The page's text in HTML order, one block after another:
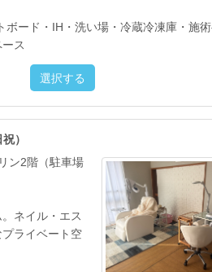
ード・IH・洗い場・冷蔵冷凍庫・施術
ス
選択する
）
ン2階（駐車場
ネイル・エス
ライベート空